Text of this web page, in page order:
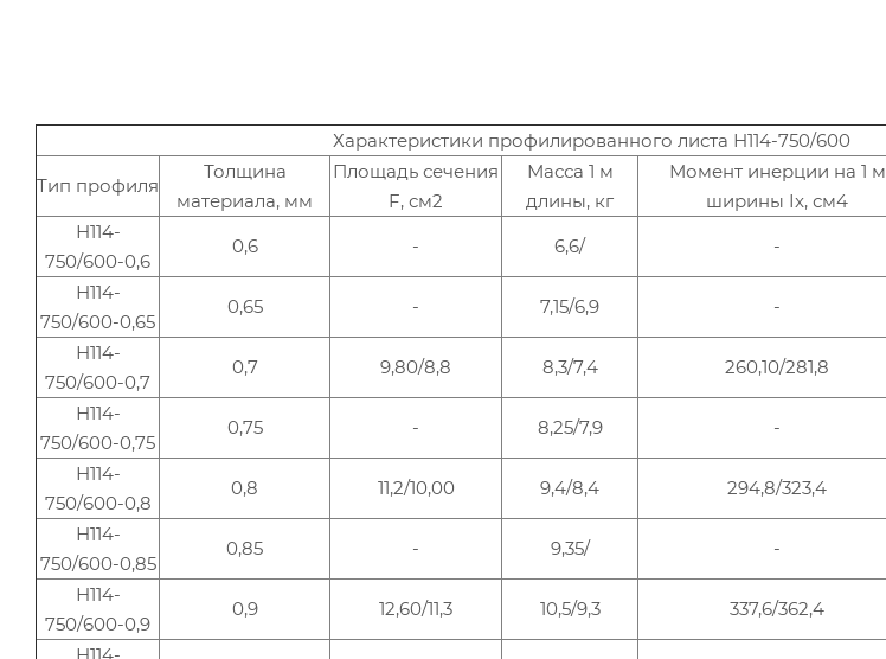
Характеристики профилированного листа Н114-750/600
Тип профиля
Толщина
материала, мм
Площадь сечения
F, см2
Масса 1 м
длины, кг
Момент инерции на 1 м
ширины Ix, см4
Н114-
750/600-0,6
0,6 - 6,6/ -
Н114-
750/600-0,65
0,65 - 7,15/6,9 -
Н114-
750/600-0,7
0,7 9,80/8,8 8,3/7,4 260,10/281,8
Н114-
750/600-0,75
0,75 - 8,25/7,9 -
Н114-
750/600-0,8
0,8 11,2/10,00 9,4/8,4 294,8/323,4
Н114-
750/600-0,85
0,85 - 9,35/ -
Н114-
750/600-0,9
0,9 12,60/11,3 10,5/9,3 337,6/362,4